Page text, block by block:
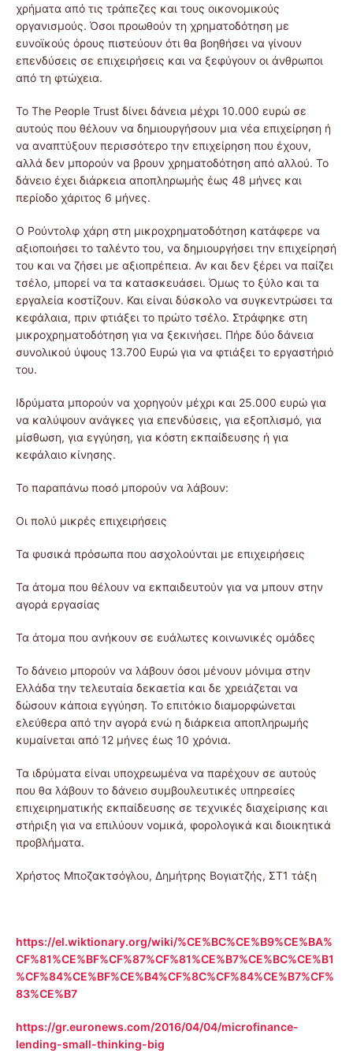
χρήματα από τις τράπεζες και τους οικονομικούς
οργανισμούς. Όσοι προωθούν τη χρηματοδότηση με
ευνοϊκούς όρους πιστεύουν ότι θα βοηθήσει να γίνουν
επενδύσεις σε επιχειρήσεις και να ξεφύγουν οι άνθρωποι
από τη φτώχεια.
Το Τhe People Trust δίνει δάνεια μέχρι 10.000 ευρώ σε
αυτούς που θέλουν να δημιουργήσουν μια νέα επιχείρηση ή
να αναπτύξουν περισσότερο την επιχείρηση που έχουν,
αλλά δεν μπορούν να βρουν χρηματοδότηση από αλλού. Το
δάνειο έχει διάρκεια αποπληρωμής έως 48 μήνες και
περίοδο χάριτος 6 μήνες.
Ο Ρούντολφ χάρη στη μικροχρηματοδότηση κατάφερε να
αξιοποιήσει το ταλέντο του, να δημιουργήσει την επιχείρησή
του και να ζήσει με αξιοπρέπεια. Αν και δεν ξέρει να παίζει
τσέλο, μπορεί να τα κατασκευάσει. Όμως το ξύλο και τα
εργαλεία κοστίζουν. Και είναι δύσκολο να συγκεντρώσει τα
κεφάλαια, πριν φτιάξει το πρώτο τσέλο. Στράφηκε στη
μικροχρηματοδότηση για να ξεκινήσει. Πήρε δύο δάνεια
συνολικού ύψους 13.700 Ευρώ για να φτιάξει το εργαστήριό
του.
Ιδρύματα μπορούν να χορηγούν μέχρι και 25.000 ευρώ για
να καλύψουν ανάγκες για επενδύσεις, για εξοπλισμό, για
μίσθωση, για εγγύηση, για κόστη εκπαίδευσης ή για
κεφάλαιο κίνησης.
Το παραπάνω ποσό μπορούν να λάβουν:
Οι πολύ μικρές επιχειρήσεις
Τα φυσικά πρόσωπα που ασχολούνται με επιχειρήσεις
Τα άτομα που θέλουν να εκπαιδευτούν για να μπουν στην
αγορά εργασίας
Τα άτομα που ανήκουν σε ευάλωτες κοινωνικές ομάδες
Το δάνειο μπορούν να λάβουν όσοι μένουν μόνιμα στην
Ελλάδα την τελευταία δεκαετία και δε χρειάζεται να
δώσουν κάποια εγγύηση. Το επιτόκιο διαμορφώνεται
ελεύθερα από την αγορά ενώ η διάρκεια αποπληρωμής
κυμαίνεται από 12 μήνες έως 10 χρόνια.
Τα ιδρύματα είναι υποχρεωμένα να παρέχουν σε αυτούς
που θα λάβουν το δάνειο συμβουλευτικές υπηρεσίες
επιχειρηματικής εκπαίδευσης σε τεχνικές διαχείρισης και
στήριξη για να επιλύουν νομικά, φορολογικά και διοικητικά
προβλήματα.
Χρήστος Μποζακτσόγλου, Δημήτρης Βογιατζής, ΣΤ1 τάξη
https://el.wiktionary.org/wiki/%CE%BC%CE%B9%CE%BA%
CF%81%CE%BF%CF%87%CF%81%CE%B7%CE%BC%CE%B1
%CF%84%CE%BF%CE%B4%CF%8C%CF%84%CE%B7%CF%
83%CE%B7
https://gr.euronews.com/2016/04/04/microfinance-
lending-small-thinking-big